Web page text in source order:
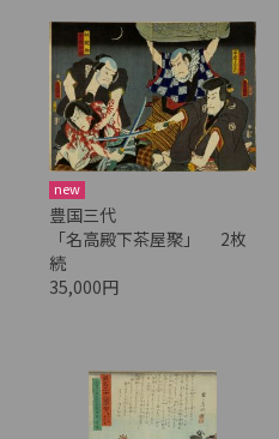
new
豊国三代
「名高殿下茶屋聚」 2枚
続
35,000円